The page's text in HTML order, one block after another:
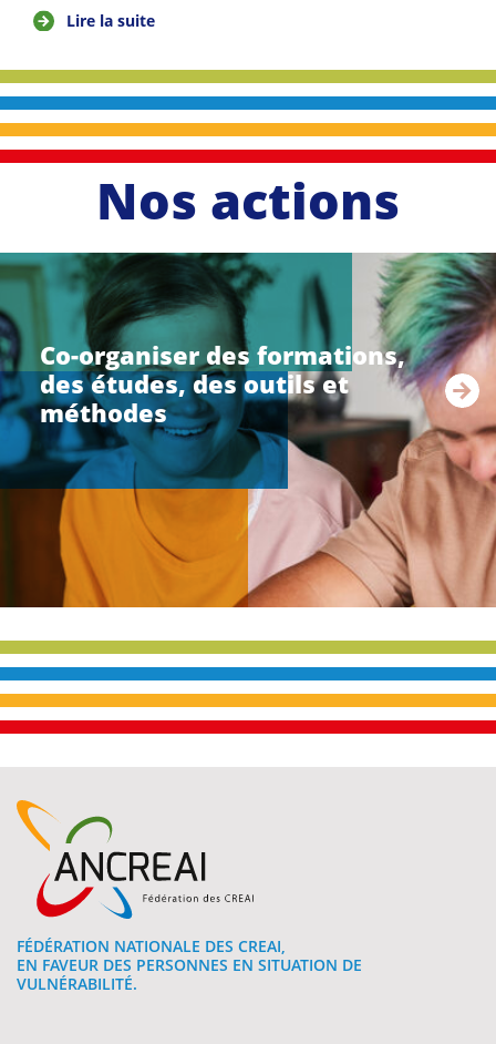
Lire la suite
Nos actions
Co-organiser des formations,
des études, des outils et
méthodes
li
r
e
u
i
t
e
FÉDÉRATION NATIONALE DES CREAI,
EN FAVEUR DES PERSONNES EN SITUATION DE
VULNÉRABILITÉ.